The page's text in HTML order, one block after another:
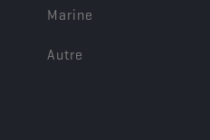
Marine
Autre